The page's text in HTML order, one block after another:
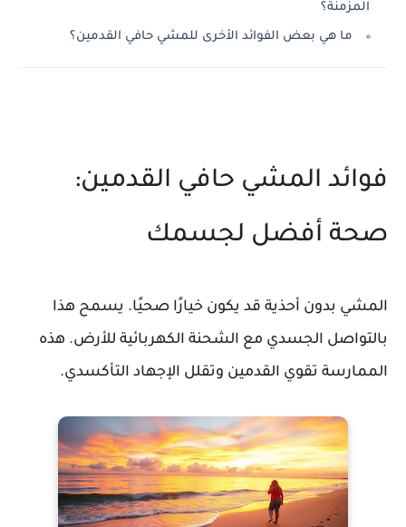
المزمنة؟
ما هي بعض الفوائد الأخرى للمشي حافي القدمين؟
فوائد المشي حافي القدمين:
صحة أفضل لجسمك
المشي بدون أحذية قد يكون خيارًا صحيًا. يسمح هذا
بالتواصل الجسدي مع الشحنة الكهربائية للأرض. هذه
الممارسة تقوي القدمين وتقلل الإجهاد التأكسدي.